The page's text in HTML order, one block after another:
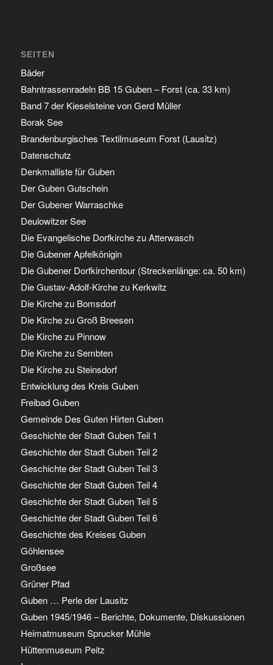
SEITEN
Bäder
Bahntrassenradeln BB 15 Guben – Forst (ca. 33 km)
Band 7 der Kieselsteine von Gerd Müller
Borak See
Brandenburgisches Textilmuseum Forst (Lausitz)
Datenschutz
Denkmalliste für Guben
Der Guben Gutschein
Der Gubener Warraschke
Deulowitzer See
Die Evangelische Dorfkirche zu Atterwasch
Die Gubener Apfelkönigin
Die Gubener Dorfkirchentour (Streckenlänge: ca. 50 km)
Die Gustav-Adolf-Kirche zu Kerkwitz
Die Kirche zu Bomsdorf
Die Kirche zu Groß Breesen
Die Kirche zu Pinnow
Die Kirche zu Sembten
Die Kirche zu Steinsdorf
Entwicklung des Kreis Guben
Freibad Guben
Gemeinde Des Guten Hirten Guben
Geschichte der Stadt Guben Teil 1
Geschichte der Stadt Guben Teil 2
Geschichte der Stadt Guben Teil 3
Geschichte der Stadt Guben Teil 4
Geschichte der Stadt Guben Teil 5
Geschichte der Stadt Guben Teil 6
Geschichte des Kreises Guben
Göhlensee
Großsee
Grüner Pfad
Guben … Perle der Lausitz
Guben 1945/1946 – Berichte, Dokumente, Diskussionen
Heimatmuseum Sprucker Mühle
Hüttenmuseum Peitz